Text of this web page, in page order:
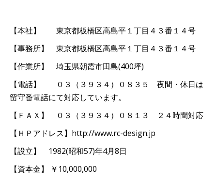
【本社】 東京都板橋区高島平１丁目４３番１４号
【事務所】 東京都板橋区高島平１丁目４３番１４号
【作業所】 埼玉県朝霞市田島(400坪)
【電話】 ０３（３９３４）０８３５ 夜間・休日は
留守番電話にて対応しています。
【ＦＡＸ】 ０３（３９３４）０８１３ ２４時間対応
【ＨＰアドレス】http://www.rc-design.jp
【設立】 1982(昭和57)年4月8日
【資本金】 ￥10,000,000